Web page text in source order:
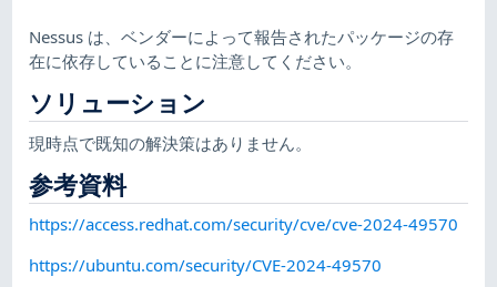
Nessus は、ベンダーによって報告されたパッケージの存
在に依存していることに注意してください。
ソリューション
現時点で既知の解決策はありません。
参考資料
https://access.redhat.com/security/cve/cve-2024-49570
https://ubuntu.com/security/CVE-2024-49570